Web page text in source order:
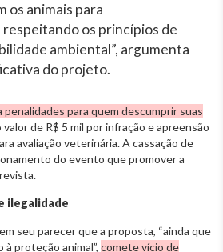
os animais para
os princípios de
ambiental”, argumenta
do projeto.
penalidades para quem descumprir suas
valor de R$ 5 mil por infração e apreensão
avaliação veterinária. A cassação de
do evento que promover a
ilegalidade
seu parecer que a proposta, “ainda que
proteção animal”, comete vício de